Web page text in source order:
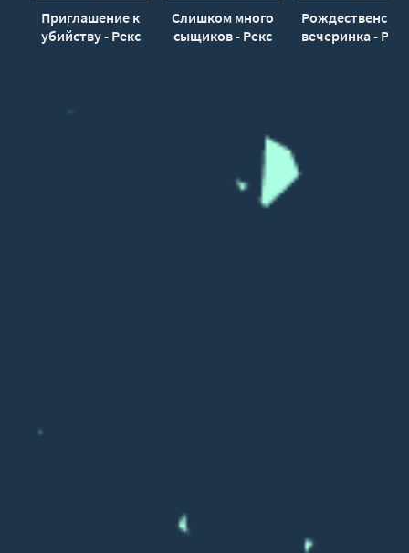
Приглашение к
убийству - Рекс
Слишком много
сыщиков - Рекс
Рождественская
вечеринка - Рекс